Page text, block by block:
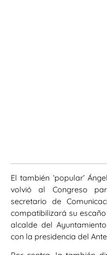
El también ‘popular’
volvió al Congreso
secretario de
compatibilizará su
alcalde del
con la presidencia del